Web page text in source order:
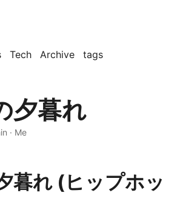
Tech Archive tags
夕暮れ
· Me
暮れ (ヒップホッ